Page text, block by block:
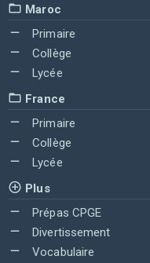
Maroc
Primaire
Collège
Lycée
France
Primaire
Collège
Lycée
Plus
Prépas CPGE
Divertissement
Vocabulaire